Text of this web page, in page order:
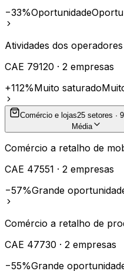
−33%Oportunidade
Atividades dos
CAE 79120 · 2 empresas
+112%Muito saturado
Comércio e lojas25 setores ·
Média
Comércio a retalho de
CAE 47551 · 2 empresas
−57%Grande
Comércio a retalho de
CAE 47730 · 2 empresas
−55%Grande